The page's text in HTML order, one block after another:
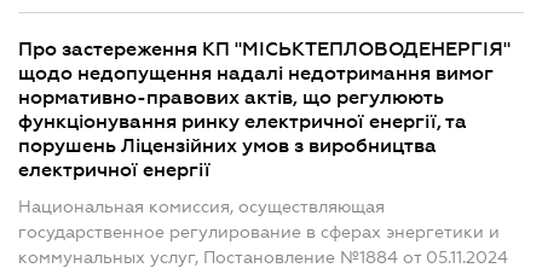
Про застереження КП "МІСЬКТЕПЛОВОДЕНЕРГІЯ"
щодо недопущення надалі недотримання вимог
нормативно-правових актів, що регулюють
функціонування ринку електричної енергії, та
порушень Ліцензійних умов з виробництва
електричної енергії
Национальная комиссия, осуществляющая
государственное регулирование в сферах энергетики и
коммунальных услуг, Постановление №1884 от 05.11.2024